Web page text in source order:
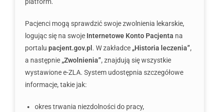
Pacjenci mogą sprawdzić swoje zwolnienia lekarskie,
logując się na swoje Internetowe Konto Pacjenta na
portalu pacjent.gov.pl . W zakładce „Historia leczenia”,
a następnie „Zwolnienia”, znajdują się wszystkie
wystawione e-ZLA. System udostępnia szczegółowe
informacje, takie jak:
okres trwania niezdolności do pracy,